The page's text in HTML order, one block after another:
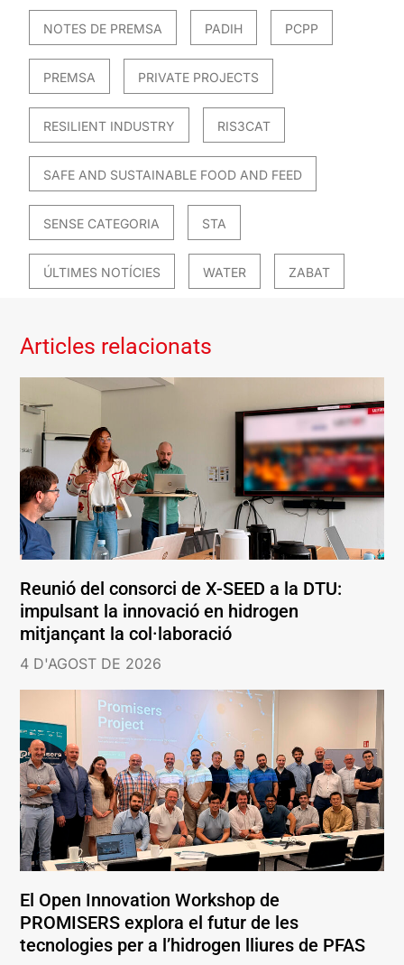
NOTES DE PREMSA PADIH PCPP
PREMSA PRIVATE PROJECTS
RESILIENT INDUSTRY RIS3CAT
SAFE AND SUSTAINABLE FOOD AND FEED
SENSE CATEGORIA STA
ÚLTIMES NOTÍCIES WATER ZABAT
Articles relacionats
Reunió del consorci de X-SEED a la DTU:
impulsant la innovació en hidrogen
mitjançant la col·laboració
4 D'AGOST DE 2026
El Open Innovation Workshop de
PROMISERS explora el futur de les
tecnologies per a l’hidrogen lliures de PFAS